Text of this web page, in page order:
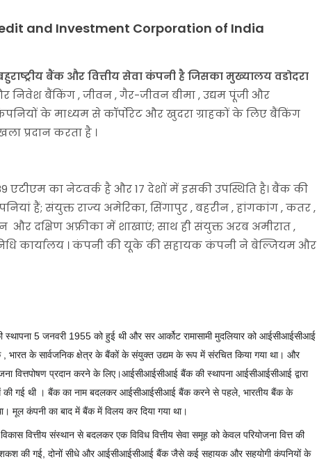
and Investment Corporation of India
बैंक और वित्तीय सेवा कंपनी है जिसका मुख्यालय वडोदरा
निवेश बैंकिंग , जीवन , गैर-जीवन बीमा , उद्यम पूंजी और
के माध्यम से कॉर्पोरेट और खुदरा ग्राहकों के लिए बैंकिंग
प्रदान करता है ।
एटीएम का नेटवर्क है और 17 देशों में इसकी उपस्थिति है। बैंक की
हैं; संयुक्त राज्य अमेरिका, सिंगापुर , बहरीन , हांगकांग , कतर ,
दक्षिण अफ्रीका में शाखाएं; साथ ही संयुक्त अरब अमीरात ,
कार्यालय । कंपनी की यूके की सहायक कंपनी ने बेल्जियम और
5 जनवरी 1955 को हुई थी और सरआर्कोट रामासामी मुदलियारको आईसीआईसीआई
, भारत के सार्वजनिक क्षेत्र के बैंकों के संयुक्त उद्यम के रूप में संरचित किया गया था। और
वित्तपोषण प्रदान करने के लिए।आईसीआईसीआई बैंक की स्थापना आईसीआईसीआई द्वारा
की गई थी । बैंक का नाम बदलकर आईसीआईसीआई बैंक करने से पहले, भारतीय बैंक के
मूल कंपनी का बाद में बैंक में विलय कर दिया गया था।
संस्थान से बदलकर एक विविध वित्तीय सेवा समूह को केवल परियोजना वित्त की
की गई, दोनों सीधे और आईसीआईसीआई बैंक जैसे कई सहायक और सहयोगी कंपनियों के